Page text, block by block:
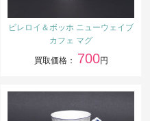
ビレロイ＆ボッホ ニューウェイブ
カフェ マグ
買取価格： 700円